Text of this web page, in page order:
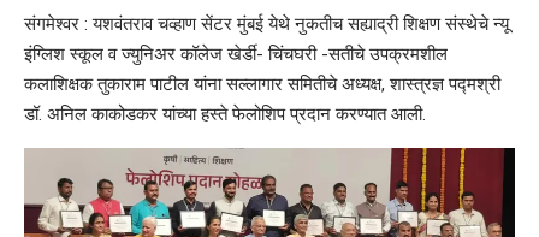
संगमेश्वर : यशवंतराव चव्हाण सेंटर मुंबई येथे नुकतीच सह्याद्री शिक्षण संस्थेचे न्यू
इंग्लिश स्कूल व ज्युनिअर कॉलेज खेर्डी- चिंचघरी -सतीचे उपक्रमशील
कलाशिक्षक तुकाराम पाटील यांना सल्लागार समितीचे अध्यक्ष, शास्त्रज्ञ पद्मश्री
डॉ. अनिल काकोडकर यांच्या हस्ते फेलोशिप प्रदान करण्यात आली.